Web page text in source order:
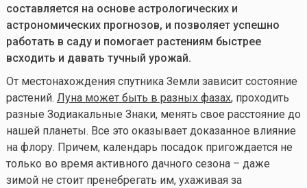
составляется на основе астрологических и
астрономических прогнозов, и позволяет успешно
работать в саду и помогает растениям быстрее
всходить и давать тучный урожай.
От местонахождения спутника Земли зависит состояние
растений. Луна может быть в разных фазах, проходить
разные Зодиакальные Знаки, менять свое расстояние до
нашей планеты. Все это оказывает доказанное влияние
на флору. Причем, календарь посадок пригождается не
только во время активного дачного сезона – даже
зимой не стоит пренебрегать им, ухаживая за